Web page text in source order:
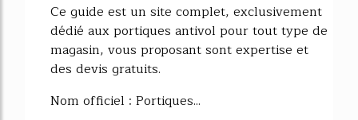
Ce guide est un site complet, exclusivement
dédié aux portiques antivol pour tout type de
magasin, vous proposant sont expertise et
des devis gratuits.
Nom officiel : Portiques...